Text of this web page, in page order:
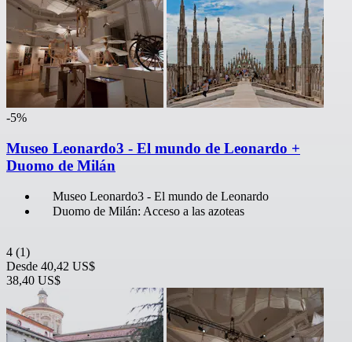
-5%
Museo Leonardo3 - El mundo de Leonardo +
Duomo de Milán
Museo Leonardo3 - El mundo de Leonardo
Duomo de Milán: Acceso a las azoteas
4 (1)
Desde 40,42 US$
38,40 US$